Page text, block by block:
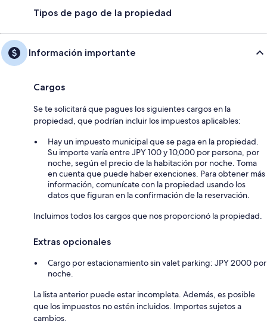
Tipos de pago de la propiedad
Información importante
Cargos
Se te solicitará que pagues los siguientes cargos en la
propiedad, que podrían incluir los impuestos aplicables:
Hay un impuesto municipal que se paga en la propiedad.
Su importe varía entre JPY 100 y 10,000 por persona, por
noche, según el precio de la habitación por noche. Toma
en cuenta que puede haber exenciones. Para obtener más
información, comunícate con la propiedad usando los
datos que figuran en la confirmación de la reservación.
Incluimos todos los cargos que nos proporcionó la propiedad.
Extras opcionales
Cargo por estacionamiento sin valet parking: JPY 2000 por
noche.
La lista anterior puede estar incompleta. Además, es posible
que los impuestos no estén incluidos. Importes sujetos a
cambios.